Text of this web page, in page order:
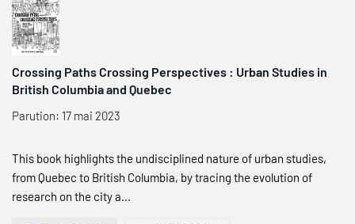
Crossing Paths Crossing Perspectives : Urban Studies in
British Columbia and Quebec
Parution: 17 mai 2023
This book highlights the undisciplined nature of urban studies,
from Quebec to British Columbia, by tracing the evolution of
research on the city a...